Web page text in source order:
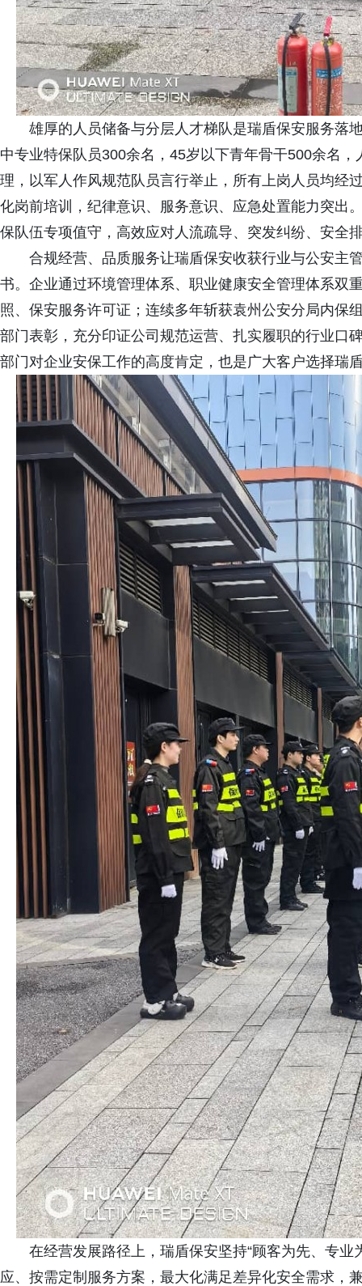
雄厚的人员储备与分层人才梯队是瑞盾保安服务落
中专业特保队员300余名，45岁以下青年骨干500余名
理，以军人作风规范队员言行举止，所有上岗人员均经
化岗前培训，纪律意识、服务意识、应急处置能力突出
保队伍专项值守，高效应对人流疏导、突发纠纷、安全
合规经营、品质服务让瑞盾保安收获行业与公安主
书。企业通过环境管理体系、职业健康安全管理体系双
照、保安服务许可证；连续多年斩获袁州公安分局内保
部门表彰，充分印证公司规范运营、扎实履职的行业口
部门对企业安保工作的高度肯定，也是广大客户选择瑞
在经营发展路径上，瑞盾保安坚持“顾客为先、专
应、按需定制服务方案，最大化满足差异化安全需求，